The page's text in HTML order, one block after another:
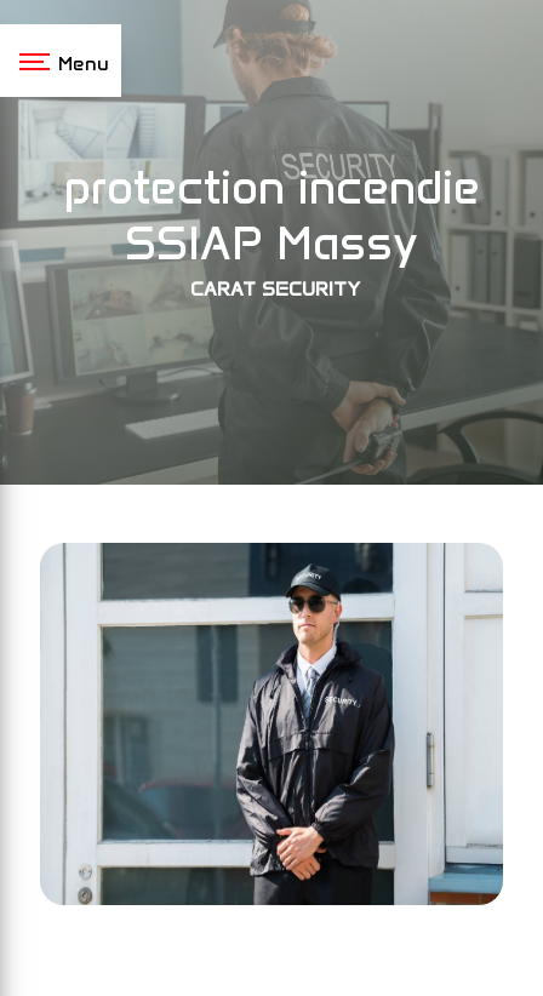
Menu
protection incendie
SSIAP Massy
CARAT SECURITY
Panneau de gestion des cookies